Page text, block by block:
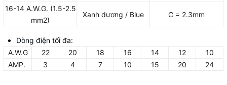
16-14 A.W.G. (1.5-2.5
mm2)
Xanh dương / Blue C = 2.3mm
Dòng điện tối đa:
A.W.G
22 20 18 16 14 12
10
AMP.
3 4 7 10 15 20 24